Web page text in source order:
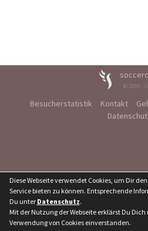
© 2006 -
Besucherstatistik Kontakt
Diese Webseite verwendet Cookies, um Dir
Service bieten zu können. Entsprechende
Du unter Datenschutz.
Mit der Nutzung der Webseite erklärst Du Dich
Verwendung von Cookies einverstanden.